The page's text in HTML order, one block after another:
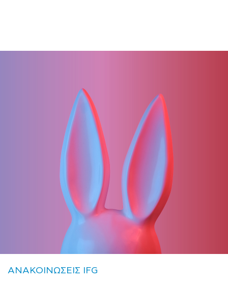
ΑΝΑΚΟΙΝΩΣΕΙΣ IFG